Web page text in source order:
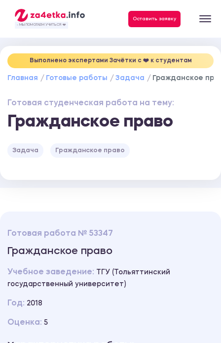
- МЫ ПОМОГАЕМ УЧИТЬСЯ ❤️
Оставить заявку
Выполнено экспертами Зачётки c ❤️ к студентам
Главная Готовые работы Задача Гражданское
Готовая студенческая работа на тему:
Гражданское право
Задача Гражданское право
Готовая работа № 53347
Гражданское право
Учебное заведение:
ТГУ (Тольяттинский
государственный университет)
Год: 2018
Оценка: 5